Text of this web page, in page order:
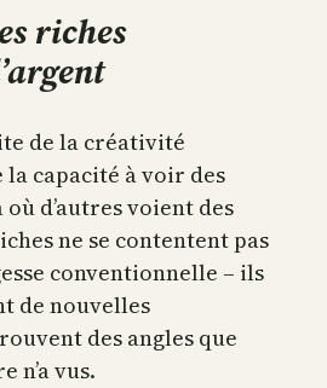
riches
de la créativité
capacité à voir des
d’autres voient des
ne se contentent pas
conventionnelle – ils
de nouvelles
des angles que
n’a vus.